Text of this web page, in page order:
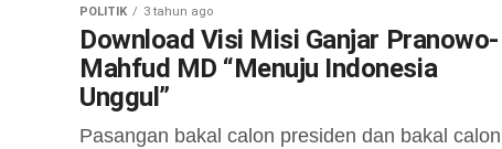
POLITIK 3 tahun ago
Download Visi Misi Ganjar Pranowo-
Mahfud MD “Menuju Indonesia
Unggul”
Pasangan bakal calon presiden dan bakal calon